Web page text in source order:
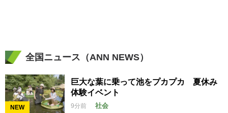
全国ニュース（ANN NEWS）
NEW
巨大な葉に乗って池をプカプカ 夏休み
体験イベント
9分前 社会